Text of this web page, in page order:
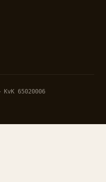
65020006